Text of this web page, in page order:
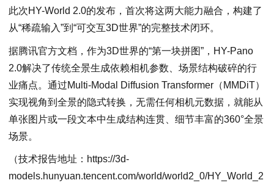
此次HY-World 2.0的发布，首次将这两大能力融合，构建了
从“稀疏输入”到“可交互3D世界”的完整技术闭环。
据腾讯官方文档，作为3D世界的“第一块拼图”，HY-Pano
2.0解决了传统全景生成依赖相机参数、场景结构破碎的行
业痛点。通过Multi-Modal Diffusion Transformer（MMDiT）
实现视角到全景的隐式转换，无需任何相机元数据，就能从
单张图片或一段文本中生成结构连贯、细节丰富的360°全景
场景。
（技术报告地址：https://3d-
models.hunyuan.tencent.com/world/world2_0/HY_World_2